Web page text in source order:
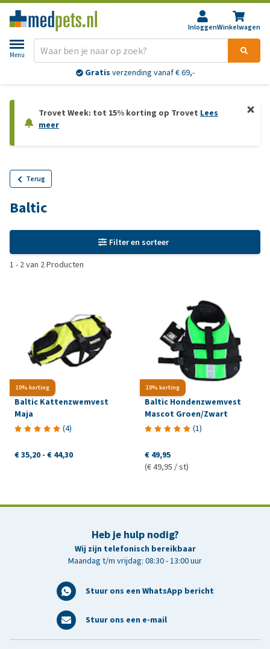
InloggenWinkelwagen
Menu
Gratis verzending vanaf € 69,-
Trovet Week: tot 15% korting op Trovet Lees
meer
Terug
Baltic
Filter en sorteer
1 - 2van 2Producten
10% korting
Baltic Kattenzwemvest
Maja
(4)
€ 35,20 - € 44,30
10% korting
Baltic Hondenzwemvest
Mascot Groen/Zwart
(1)
€ 49,95
(€ 49,95 / st)
Heb je hulp nodig?
Wij zijn telefonisch bereikbaar
Maandag t/m vrijdag: 08:30 - 13:00 uur
Stuur ons een WhatsApp bericht
Stuur ons een e-mail